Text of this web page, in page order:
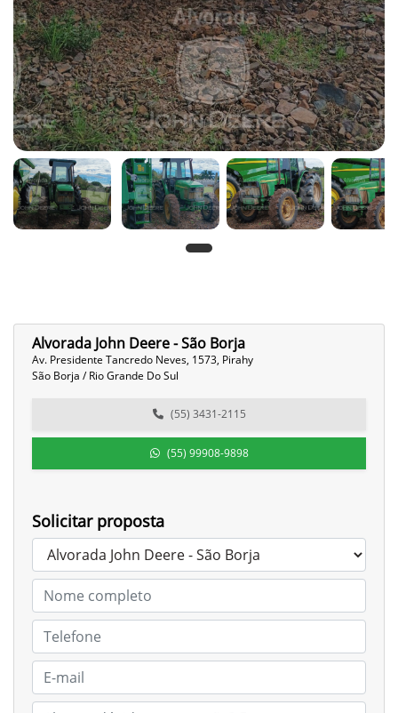
Alvorada John Deere - São Borja
Av. Presidente Tancredo Neves, 1573, Pirahy
São Borja / Rio Grande Do Sul
(55) 3431-2115
(55) 99908-9898
Solicitar proposta